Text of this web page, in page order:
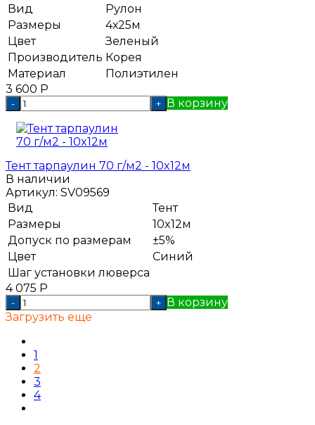
Вид
Рулон
Размеры
4х25м
Цвет
Зеленый
Производитель Корея
Материал
Полиэтилен
3 600 Р
- + В корзину
Тент тарпаулин 70 г/м2 - 10x12м
В наличии
Артикул: SV09569
Вид
Тент
Размеры
10x12м
Допуск по размерам
±5%
Цвет
Синий
Шаг установки люверса
4 075 Р
- + В корзину
Загрузить еще
1
2
3
4